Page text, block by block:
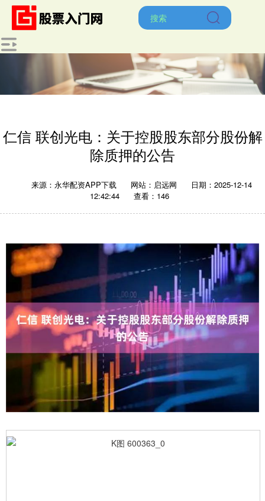
仁信 联创光电：关于控股股东部分股份解
除质押的公告
来源：永华配资APP下载 网站：启远网
日期：2025-12-14
12:42:44
查看：146